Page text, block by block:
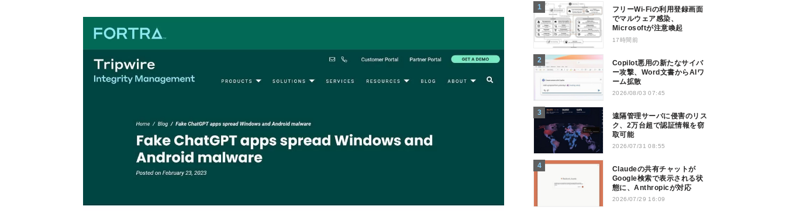
フリーWi-Fiの利用登録画面
でマルウェア感染、
Microsoftが注意喚起
17時間前
Copilot悪用の新たなサイバ
ー攻撃、Word文書からAIワ
ーム拡散
2026/08/03 07:45
遠隔管理サーバに侵害のリス
ク、2万台超で認証情報を窃
取可能
2026/07/31 08:55
Claudeの共有チャットが
Google検索で表示される状
態に、Anthropicが対応
2026/07/29 16:09